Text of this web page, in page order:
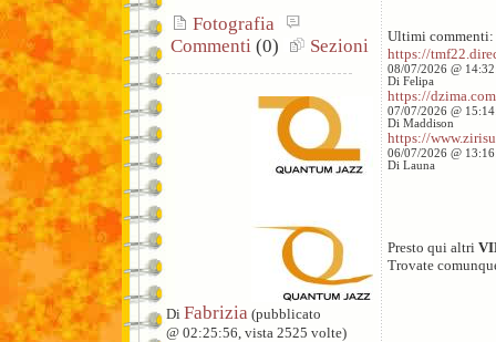
Fotografia
Commenti (0) Sezioni
Di Fabrizia (pubblicato
@ 02:25:56, vista 2525 volte)
Ultimi commenti:
https://
08/07/2026 @
Di Felipa
https://
07/07/2026 @
Di Maddison
https://
06/07/2026 @
Di Launa
Presto qui altri
Trovate